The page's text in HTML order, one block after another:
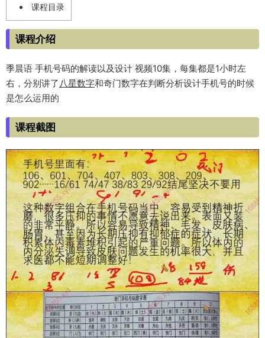
课程目录
课程介绍
季晨语 手机号码的解读以及设计 视频10集，每集都是1小时左
右，分别讲了 八星数字和奇门数字在判断分析设计手机号的时候
是怎么运用的
课程截图